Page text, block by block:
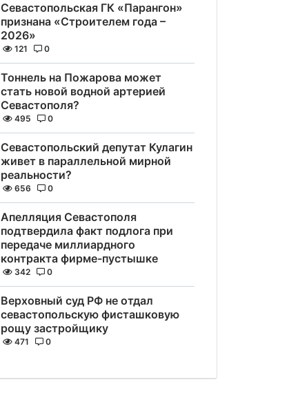
Севастопольская ГК «Парангон»
признана «Строителем года –
2026»
121 0
Тоннель на Пожарова может
стать новой водной артерией
Севастополя?
495 0
Севастопольский депутат Кулагин
живет в параллельной мирной
реальности?
656 0
Апелляция Севастополя
подтвердила факт подлога при
передаче миллиардного
контракта фирме-пустышке
342 0
Верховный суд РФ не отдал
севастопольскую фисташковую
рощу застройщику
471 0